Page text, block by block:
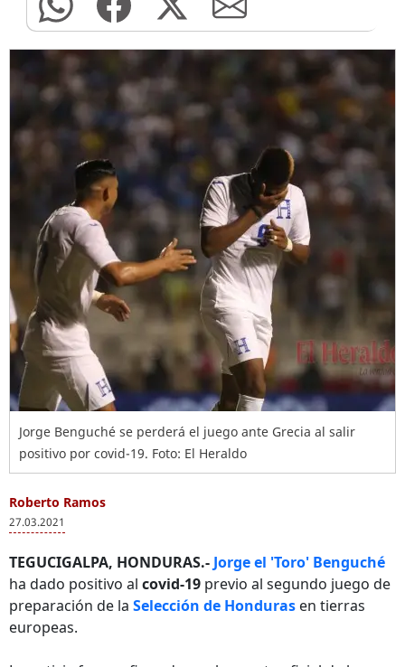
Jorge Benguché se perderá el juego ante Grecia al salir
positivo por covid-19. Foto: El Heraldo
Roberto Ramos
27.03.2021
TEGUCIGALPA, HONDURAS.- Jorge el 'Toro' Benguché
ha dado positivo al covid-19 previo al segundo juego de
preparación de la Selección de Honduras en tierras
europeas.